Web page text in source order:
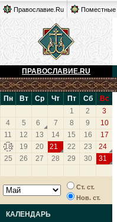
Православие.Ru Поместные
ПРАВОСЛАВИЕ.RU
Пн Вт Ср Чт Пт Сб
Вс
1
2
3
4
5 6 7 8 9
10
11
12 13 14 15 16
17
18
19 20 21 22 23
24
25
26 27 28 29 30 31
Ст. ст.
Нов. ст.
КАЛЕНДАРЬ